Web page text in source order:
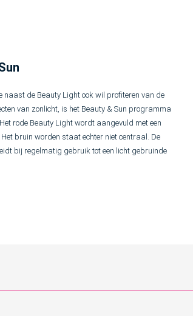
naast de Beauty Light ook wil profiteren van de
van zonlicht, is het Beauty & Sun programma
rode Beauty Light wordt aangevuld met een
Het bruin worden staat echter niet centraal. De
bij regelmatig gebruik tot een licht gebruinde